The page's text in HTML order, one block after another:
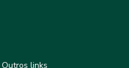
Outros links